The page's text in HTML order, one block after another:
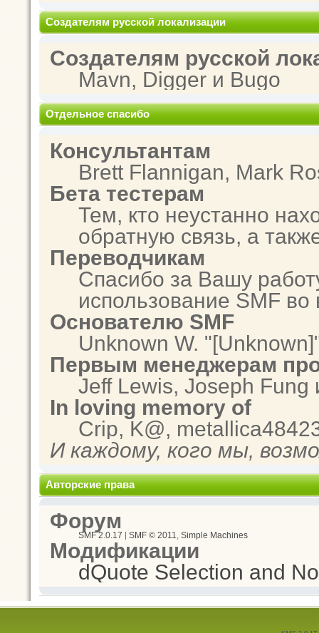
Создателям русской локализации
Создателям русской
Mavn, Digger и Bugo
Отдельное спасибо
Консультантам
Brett Flannigan, Mark
Бета тестерам
Тем, кто неустанно
обратную связь, а
Переводчикам
Спасибо за Вашу
использование SMF
Основателю SMF
Unknown W.
Первым менеджерам
Jeff Lewis, Joseph Fung
In loving memory of
Crip, K@,
И каждому, кого мы,
Авторские права
Форум
SMF 2.0.17 SMF © 2011, Simple Machines
Модификации
dQuote Selection and